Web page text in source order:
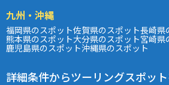
九州・沖縄
福岡県のスポット佐賀県のスポット長崎県
熊本県のスポット大分県のスポット宮崎県
鹿児島県のスポット沖縄県のスポット
詳細条件からツーリングスポッ